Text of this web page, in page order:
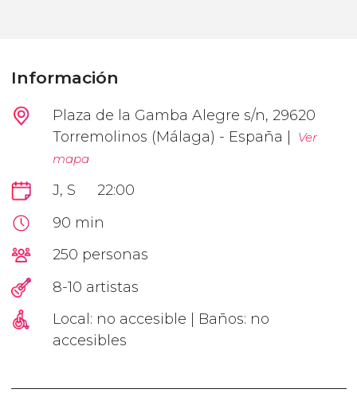
Información
Plaza de la Gamba Alegre s/n, 29620
Torremolinos (Málaga) - España |
Ver
mapa
J, S
22:00
90 min
250 personas
8-10 artistas
Local: no accesible | Baños: no
accesibles